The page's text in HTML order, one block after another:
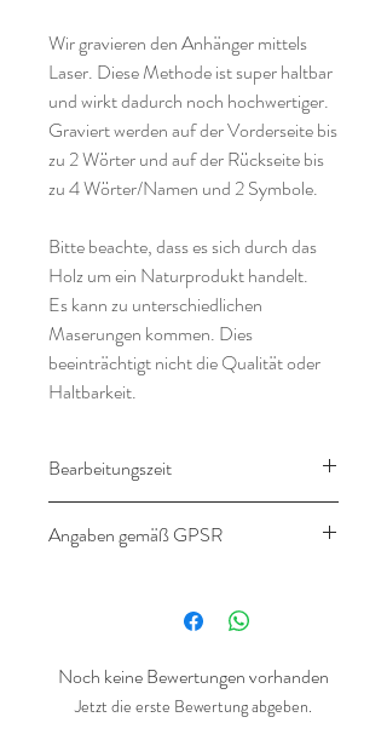
Wir gravieren den Anhänger mittels
Laser. Diese Methode ist super haltbar
und wirkt dadurch noch hochwertiger.
Graviert werden auf der Vorderseite bis
zu 2 Wörter und auf der Rückseite bis
zu 4 Wörter/Namen und 2 Symbole.
Bitte beachte, dass es sich durch das
Holz um ein Naturprodukt handelt.
Es kann zu unterschiedlichen
Maserungen kommen. Dies
beeinträchtigt nicht die Qualität oder
Haltbarkeit.
Bearbeitungszeit
Angaben gemäß GPSR
Produktsicherheitsverordnung
Hersteller:
Noch keine Bewertungen vorhanden
Jetzt die erste Bewertung abgeben.